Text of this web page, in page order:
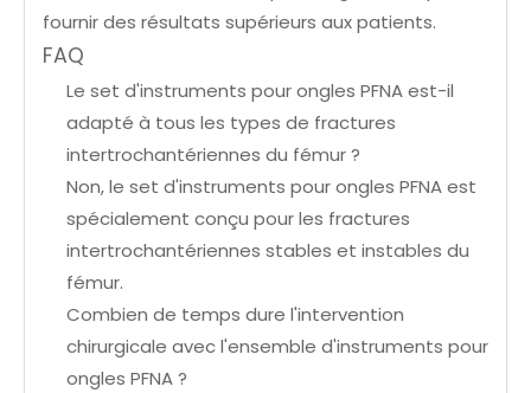
fournir des résultats supérieurs aux patients.
FAQ
Le set d'instruments pour ongles PFNA est-il
adapté à tous les types de fractures
intertrochantériennes du fémur ?
Non, le set d'instruments pour ongles PFNA est
spécialement conçu pour les fractures
intertrochantériennes stables et instables du
fémur.
Combien de temps dure l'intervention
chirurgicale avec l'ensemble d'instruments pour
ongles PFNA ?